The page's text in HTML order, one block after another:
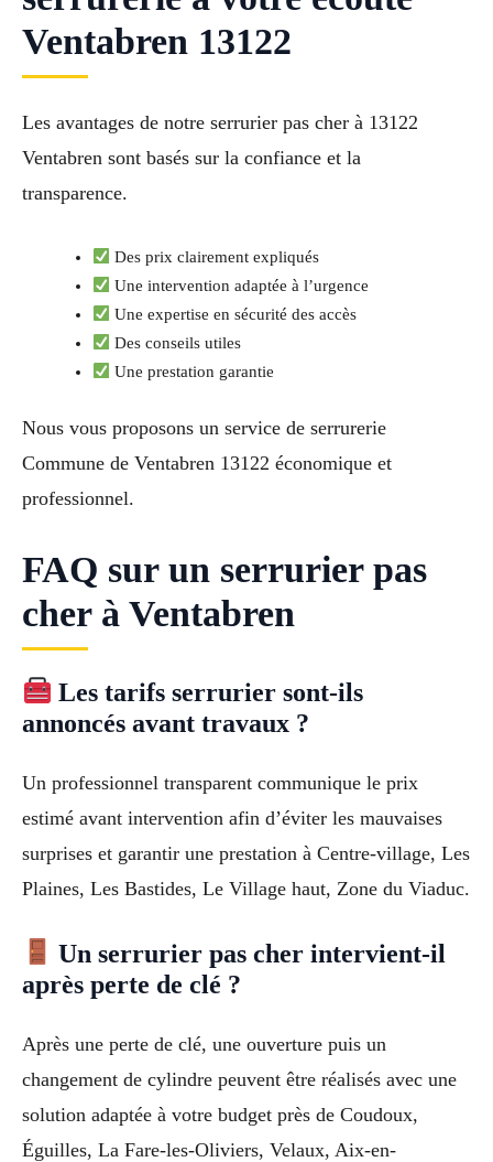
Ventabren 13122
Les avantages de notre serrurier pas cher à 13122
Ventabren sont basés sur la confiance et la
transparence.
Des prix clairement expliqués
Une intervention adaptée à l’urgence
Une expertise en sécurité des accès
Des conseils utiles
Une prestation garantie
Nous vous proposons un service de serrurerie
Commune de Ventabren 13122 économique et
professionnel.
FAQ sur un serrurier pas
cher à Ventabren
Les tarifs serrurier sont-ils
annoncés avant travaux ?
Un professionnel transparent communique le prix
estimé avant intervention afin d’éviter les mauvaises
surprises et garantir une prestation à Centre-village, Les
Plaines, Les Bastides, Le Village haut, Zone du Viaduc.
Un serrurier pas cher intervient-il
après perte de clé ?
Après une perte de clé, une ouverture puis un
changement de cylindre peuvent être réalisés avec une
solution adaptée à votre budget près de Coudoux,
Éguilles, La Fare-les-Oliviers, Velaux, Aix-en-